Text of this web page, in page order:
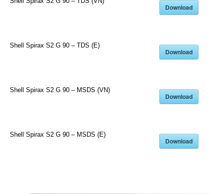
Download
Shell Spirax S2 G 90 – TDS (E)
Download
Shell Spirax S2 G 90 – MSDS (VN)
Download
Shell Spirax S2 G 90 – MSDS (E)
Download